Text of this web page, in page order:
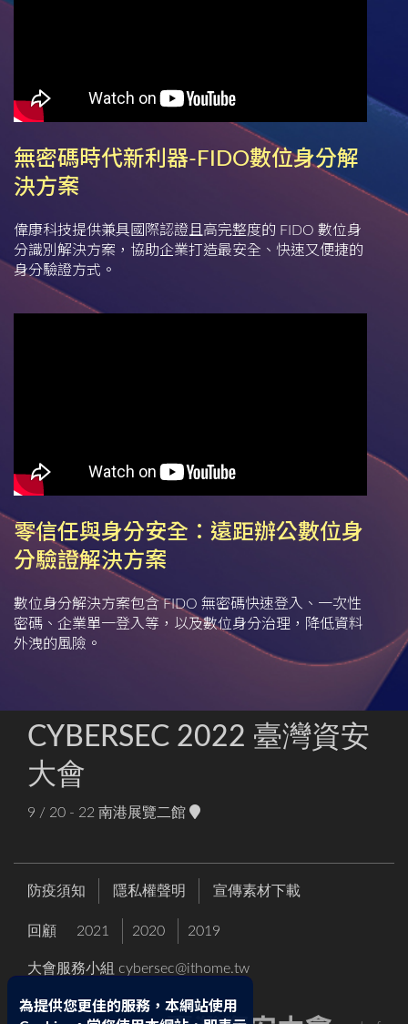
為提供您更佳的服務，本網站使用
無密碼時代新利器-FIDO數位身分解
決方案
偉康科技提供兼具國際認證且高完整度的 FIDO 數位身
分識別解決方案，協助企業打造最安全、快速又便捷的
身分驗證方式。
零信任與身分安全：遠距辦公數位身
分驗證解決方案
數位身分解決方案包含 FIDO 無密碼快速登入、一次性
密碼、企業單一登入等，以及數位身分治理，降低資料
外洩的風險。
CYBERSEC 2022 臺灣資安
大會
9 / 20 - 22 南港展覽二館
防疫須知 隱私權聲明 宣傳素材下載
回顧 2021 2020 2019
大會服務小組 cybersec@ithome.tw